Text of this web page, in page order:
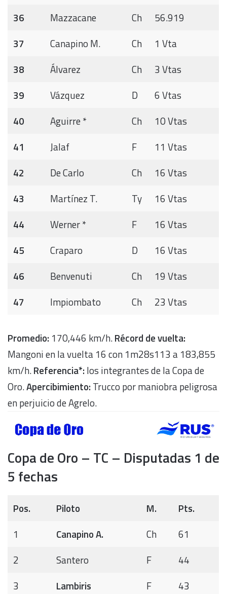
36
Mazzacane Ch
56.919
37
Canapino M. Ch
1 Vta
38
Álvarez Ch
3 Vtas
39
Vázquez D
6 Vtas
40
Aguirre * Ch
10 Vtas
41
Jalaf F
11 Vtas
42
De Carlo Ch
16 Vtas
43
Martínez T. Ty
16 Vtas
44
Werner * F
16 Vtas
45
Craparo D
16 Vtas
46
Benvenuti Ch
19 Vtas
47
Impiombato Ch 23 Vtas
Promedio: 170,446 km/h.Récord de vuelta:
Mangoni en la vuelta 16 con 1m28s113 a 183,855
km/h.Referencia*: los integrantes de la Copa de
Oro.Apercibimiento: Trucco por maniobra peligrosa
en perjuicio de Agrelo.
Copa de Oro – TC – Disputadas 1 de
5 fechas
Pos. Piloto M.
Pts.
1
Canapino A. Ch
61
2
Santero F
44
3
Lambiris F
43